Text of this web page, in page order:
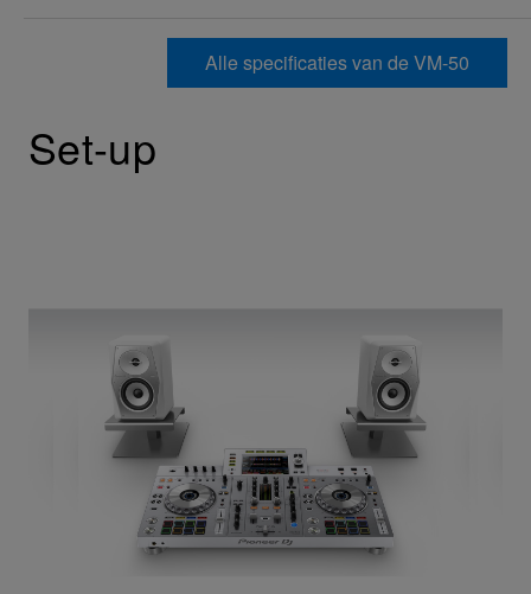
Alle specificaties van de VM-50
Set-up